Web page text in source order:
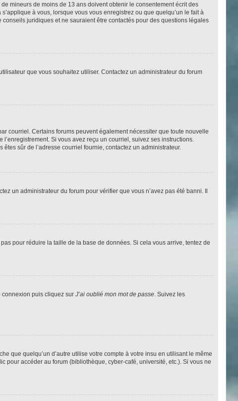
mineurs de moins de 13 ans doivent obtenir le consentement écrit des
à vous, lorsque vous vous enregistrez ou que quelqu’un le fait à
juridiques et ne sauraient être contactés pour des questions légales
que vous souhaitez utiliser. Contactez un administrateur du forum
courriel. Certains forums peuvent également nécessiter que toute nouvelle
Si vous avez reçu un courriel, suivez ses instructions.
sûr de l’adresse courriel fournie, contactez un administrateur.
un administrateur du forum pour vérifier que vous n’avez pas été banni. Il
pour réduire la taille de la base de données. Si cela vous arrive, tentez de
connexion puis cliquez surJ’ai oublié mon mot de passe. Suivez les
que quelqu’un d’autre utilise votre compte à votre insu en utilisant le même
pour accéder au forum (bibliothèque, cyber-café, université, etc.). Si vous ne